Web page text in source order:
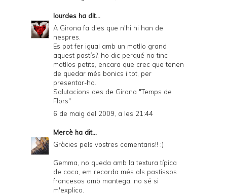
lourdes ha dit...
A Girona fa dies que n'hi hi han de
nespres.
Es pot fer igual amb un motllo grand
aquest pastís?, ho dic perqué no tinc
motllos petits, encara que crec que tenen
de quedar més bonics i tot, per
presentar-ho.
Salutacions des de Girona "Temps de
Flors"
6 de maig del 2009, a les 21:44
Mercè ha dit...
Gràcies pels vostres comentaris!! :)
Gemma, no queda amb la textura típica
de coca, em recorda més als pastissos
francesos amb mantega, no sé si
m'explico.